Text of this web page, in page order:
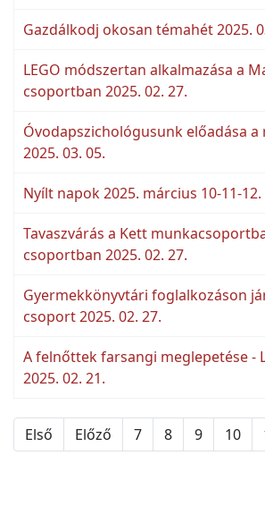
Gazdálkodj okosan témahét 2025.
LEGO módszertan alkalmazása a
csoportban 2025. 02. 27.
Óvodapszichológusunk előadása
2025. 03. 05.
Nyílt napok 2025. március 10-11-12.
Tavaszvárás a Kett
csoportban 2025. 02. 27.
Gyermekkönyvtári foglalkozáson
csoport 2025. 02. 27.
A felnőttek farsangi meglepetése -
2025. 02. 21.
Első Előző 7 8 9 10